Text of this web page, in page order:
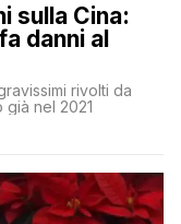
sulla Cina:
danni al
rivolti da
già nel 2021